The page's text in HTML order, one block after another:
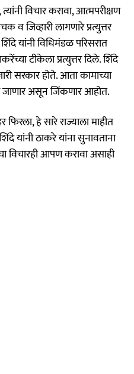
विचार करावा, आत्मपरीक्षण
जिव्हारी लागणारे प्रत्युत्तर
यांनी विधिमंडळ परिसरात
टीकेला प्रत्युत्तर दिले. शिंदे
सरकार होते. आता कामाच्या
जाणार असून जिंकणार आहोत.
हे सारे राज्याला माहीत
यांनी ठाकरे यांना सुनावताना
आपण करावा असाही